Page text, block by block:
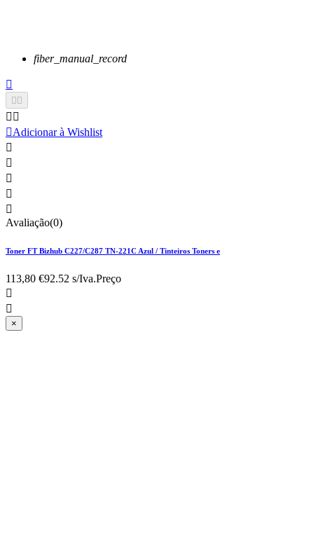
fiber_manual_record

 
 
Adicionar à Wishlist





Avaliação(0)
Toner FT Bizhub C227/C287 TN-221C Azul / Tinteiros Toners e
113,80 €92.52 s/Iva.Preço


×